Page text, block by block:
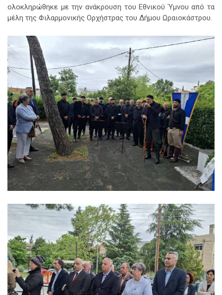
ολοκληρώθηκε με την ανάκρουση του Εθνικού Ύμνου από τα
μέλη της Φιλαρμονικής Ορχήστρας του Δήμου Ωραιοκάστρου.